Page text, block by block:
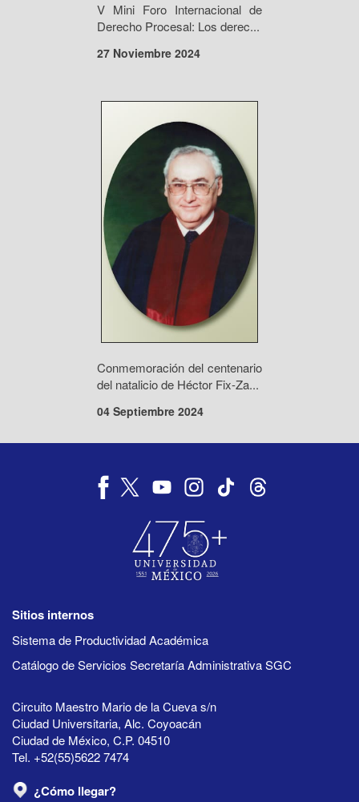
V Mini Foro Internacional de
Derecho Procesal: Los derec...
27 Noviembre 2024
Conmemoración del centenario
del natalicio de Héctor Fix-Za...
04 Septiembre 2024
Sitios internos
Sistema de Productividad Académica
Catálogo de Servicios Secretaría Administrativa SGC
Circuito Maestro Mario de la Cueva s/n
Ciudad Universitaria, Alc. Coyoacán
Ciudad de México, C.P. 04510
Tel. +52(55)5622 7474
¿Cómo llegar?